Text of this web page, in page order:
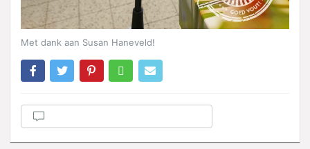
Met dank aan Susan Haneveld!